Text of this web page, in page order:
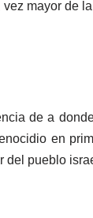
mayor de
de a
en
del pueblo